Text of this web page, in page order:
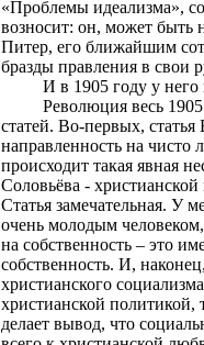
«Проблемы идеализма»,
возносит: он, может быть
Питер, его ближайшим
бразды правления в свои
И в 1905 году у него
Революция весь
статей. Во-первых,
направленность на чисто
происходит такая явная
Соловьёва -
Статья замечательная. У
очень молодым
на собственность – это
собственность. И,
христианского
христианской политикой,
делает вывод, что